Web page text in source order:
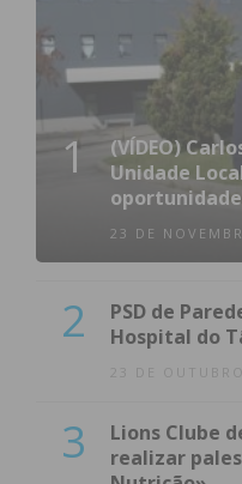
Subscreva
Assine nossa
obtenha de
Eu li e
1
(VÍDEO)
Unidade
oportunidade
23 DE
2
PSD de
Hospital do
23 DE
3
Lions Clube
realizar